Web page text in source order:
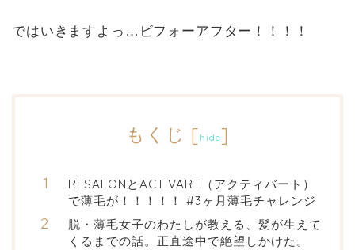
ではいきますよっ…ビフォーアフター！！！！
もくじ [ hide]
RESALONとACTIVART（アクティバート）
で薄毛が！！！！！ #3ヶ月薄毛チャレンジ
脱・薄毛女子のわたしが教える、髪が生えて
くるまでの話。正直途中で絶望しかけた。